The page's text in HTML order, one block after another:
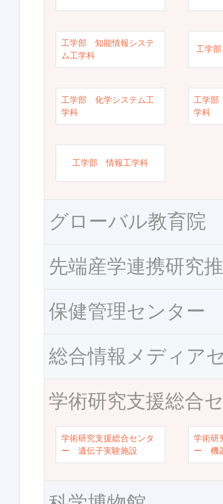
工学部 知能情報システ
ム工学科
工学
工学部 化学システム工
学科
工学部
学科
工学部 情報工学科
グローバル教育院
先端産学連携研究
保健管理センター
総合情報メディア
学術研究支援総合
学術研究支援総合センタ
ー 遺伝子実験施設
学術研
ー 機